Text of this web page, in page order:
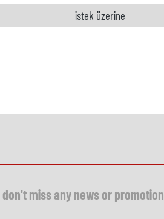
istek üzerine
don't miss any news or promotion